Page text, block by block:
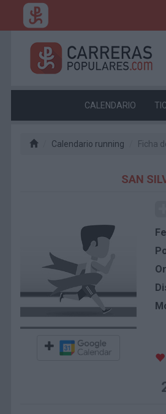
CALENDARIO
Calendario running Ficha
SAN